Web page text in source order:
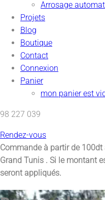
Arrosage
Projets
Blog
Boutique
Contact
Connexion
Panier
mon panier est
98 227 039
Rendez-vous
Commande à partir de 100dt
Grand Tunis . Si le montant
seront appliqués.